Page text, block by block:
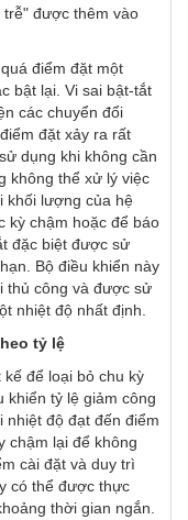
trễ" được thêm vào
điểm đặt một
bật lại. Vi sai bật-tắt
các chuyển đổi
đặt xảy ra rất
dụng khi không cần
không thể xử lý việc
khối lượng của hệ
kỳ chậm hoặc để báo
đặc biệt được sử
Bộ điều khiển này
thủ công và được sử
nhiệt độ nhất định.
tỷ lệ
để loại bỏ chu kỳ
khiển tỷ lệ giảm công
nhiệt độ đạt đến điểm
chậm lại để không
cài đặt và duy trì
có thể được thực
thời gian ngắn.